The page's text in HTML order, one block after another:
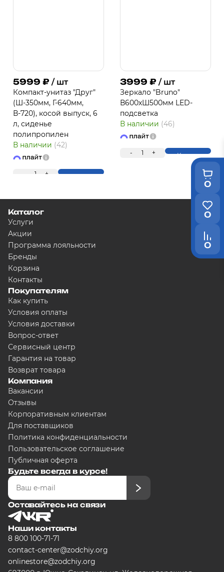
0
0
0
5999 ₽ / шт
Компакт-унитаз "Друг"
(Ш-350мм, Г-640мм,
В-720), косой выпуск, 6
л, сиденье
полипропилен
В наличии (42)
1 + Купить
3999 ₽ / шт
Зеркало "Bruno"
В600хШ500мм LED-
подсветка
В наличии (46)
- 1 + Купить
Каталог
Услуги
Акции
Программа лояльности
Бренды
Корзина
Контакты
Покупателям
Как купить
Условия оплаты
Условия доставки
Вопрос-ответ
Сервисный центр
Гарантия на товар
Возврат товара
Компания
Вакансии
Отзывы
Корпоративным клиентам
Для поставщиков
Политика конфиденциальности
Пользовательское соглашение
Публичная оферта
Будьте всегда в курсе!
Оставайтесь на связи
Наши контакты
8 800 100-71-71
contact-center@zodchiy.org
onlinestore@zodchiy.org